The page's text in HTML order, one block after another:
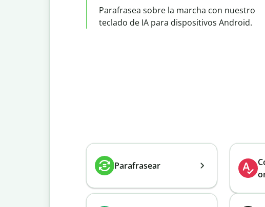
Parafrasea sobre la marcha con nuestro
teclado de IA para dispositivos Android.
Parafrasear